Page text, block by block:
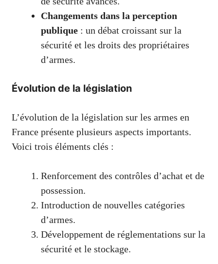
Changements dans la perception
publique : un débat croissant sur la
sécurité et les droits des propriétaires
d’armes.
Évolution de la législation
L’évolution de la législation sur les armes en
France présente plusieurs aspects importants.
Voici trois éléments clés :
Renforcement des contrôles d’achat et de
possession.
Introduction de nouvelles catégories
d’armes.
Développement de réglementations sur la
sécurité et le stockage.